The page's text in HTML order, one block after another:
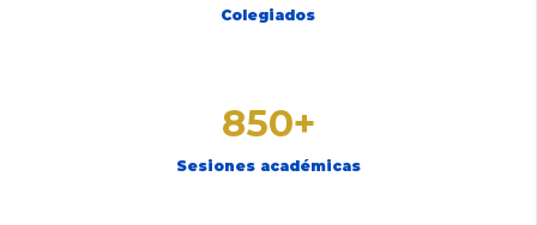
Colegiados
850+
Sesiones académicas